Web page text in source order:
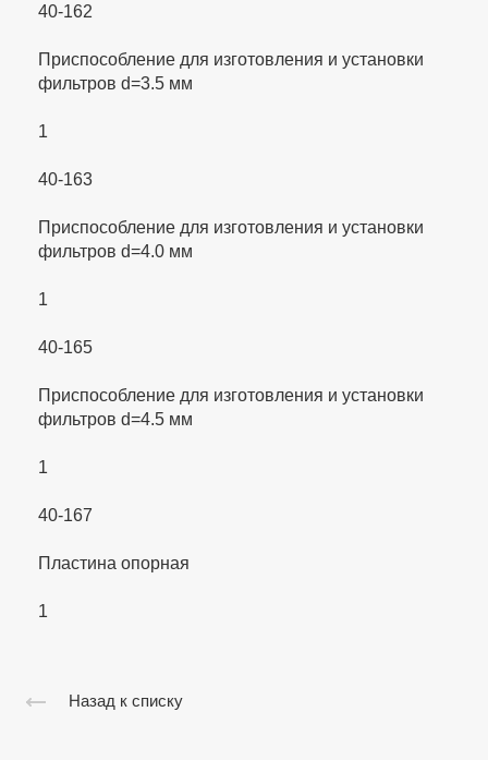
40-162
Приспособление для изготовления и установки
фильтров d=3.5 мм
1
40-163
Приспособление для изготовления и установки
фильтров d=4.0 мм
1
40-165
Приспособление для изготовления и установки
фильтров d=4.5 мм
1
40-167
Пластина опорная
1
Назад к списку